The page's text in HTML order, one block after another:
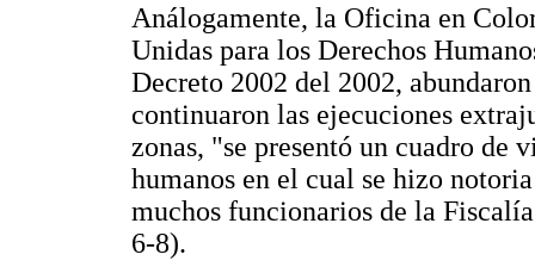
Análogamente, la Oficina en
Unidas para los Derechos
Decreto 2002 del 2002,
continuaron las ejecuciones
zonas, "se presentó un cuadro de
humanos en el cual se hizo
muchos funcionarios de la
6-8).